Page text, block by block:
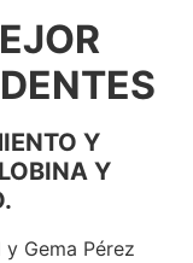
Y
Y
Gema Pérez